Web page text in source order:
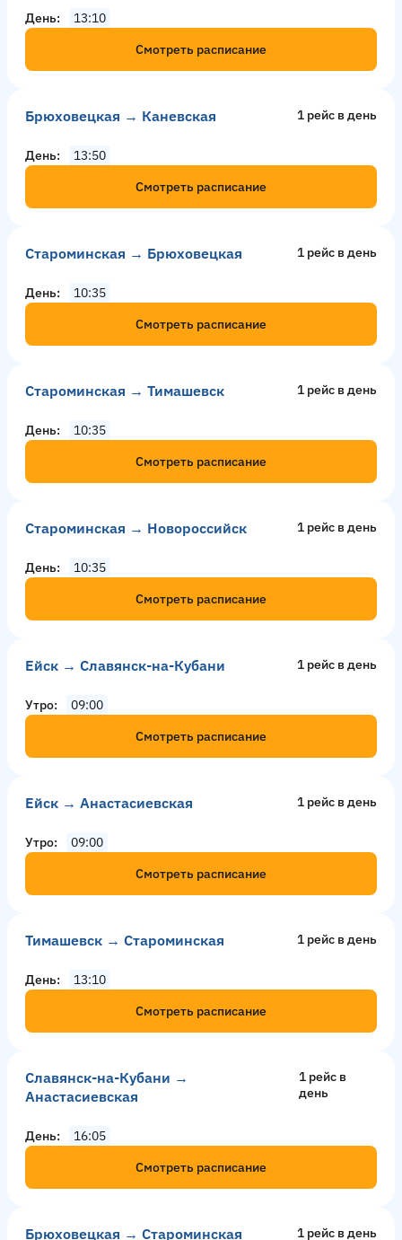
День
13:10
Смотреть расписание
Брюховецкая → Каневская 1 рейс в день
День
13:50
Смотреть расписание
Староминская → Брюховецкая 1 рейс в день
День
10:35
Смотреть расписание
Староминская → Тимашевск 1 рейс в день
День
10:35
Смотреть расписание
Староминская → Новороссийск 1 рейс в день
День
10:35
Смотреть расписание
Ейск → Славянск-на-Кубани 1 рейс в день
Утро
09:00
Смотреть расписание
Ейск → Анастасиевская 1 рейс в день
Утро
09:00
Смотреть расписание
Тимашевск → Староминская 1 рейс в день
День
13:10
Смотреть расписание
Славянск-на-Кубани →
Анастасиевская
1 рейс в
день
День
16:05
Смотреть расписание
Брюховецкая → Староминская 1 рейс в день